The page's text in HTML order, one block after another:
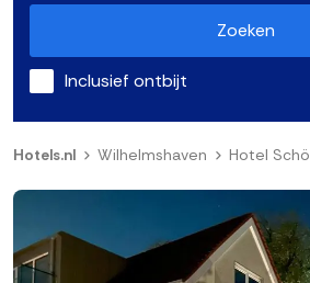
Zoeken
Inclusief ontbijt
Hotels.nl Wilhelmshaven Hotel